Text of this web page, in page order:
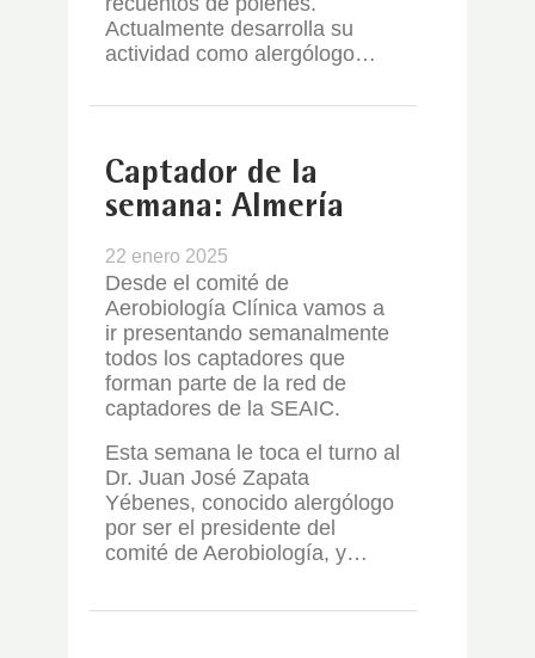
Actualmente desarrolla su
actividad como alergólogo…
Captador de la
semana: Almería
22 enero 2025
Desde el comité de
Aerobiología Clínica vamos a
ir presentando semanalmente
todos los captadores que
forman parte de la red de
captadores de la SEAIC.
Esta semana le toca el turno al
Dr. Juan José Zapata
Yébenes, conocido alergólogo
por ser el presidente del
comité de Aerobiología, y…